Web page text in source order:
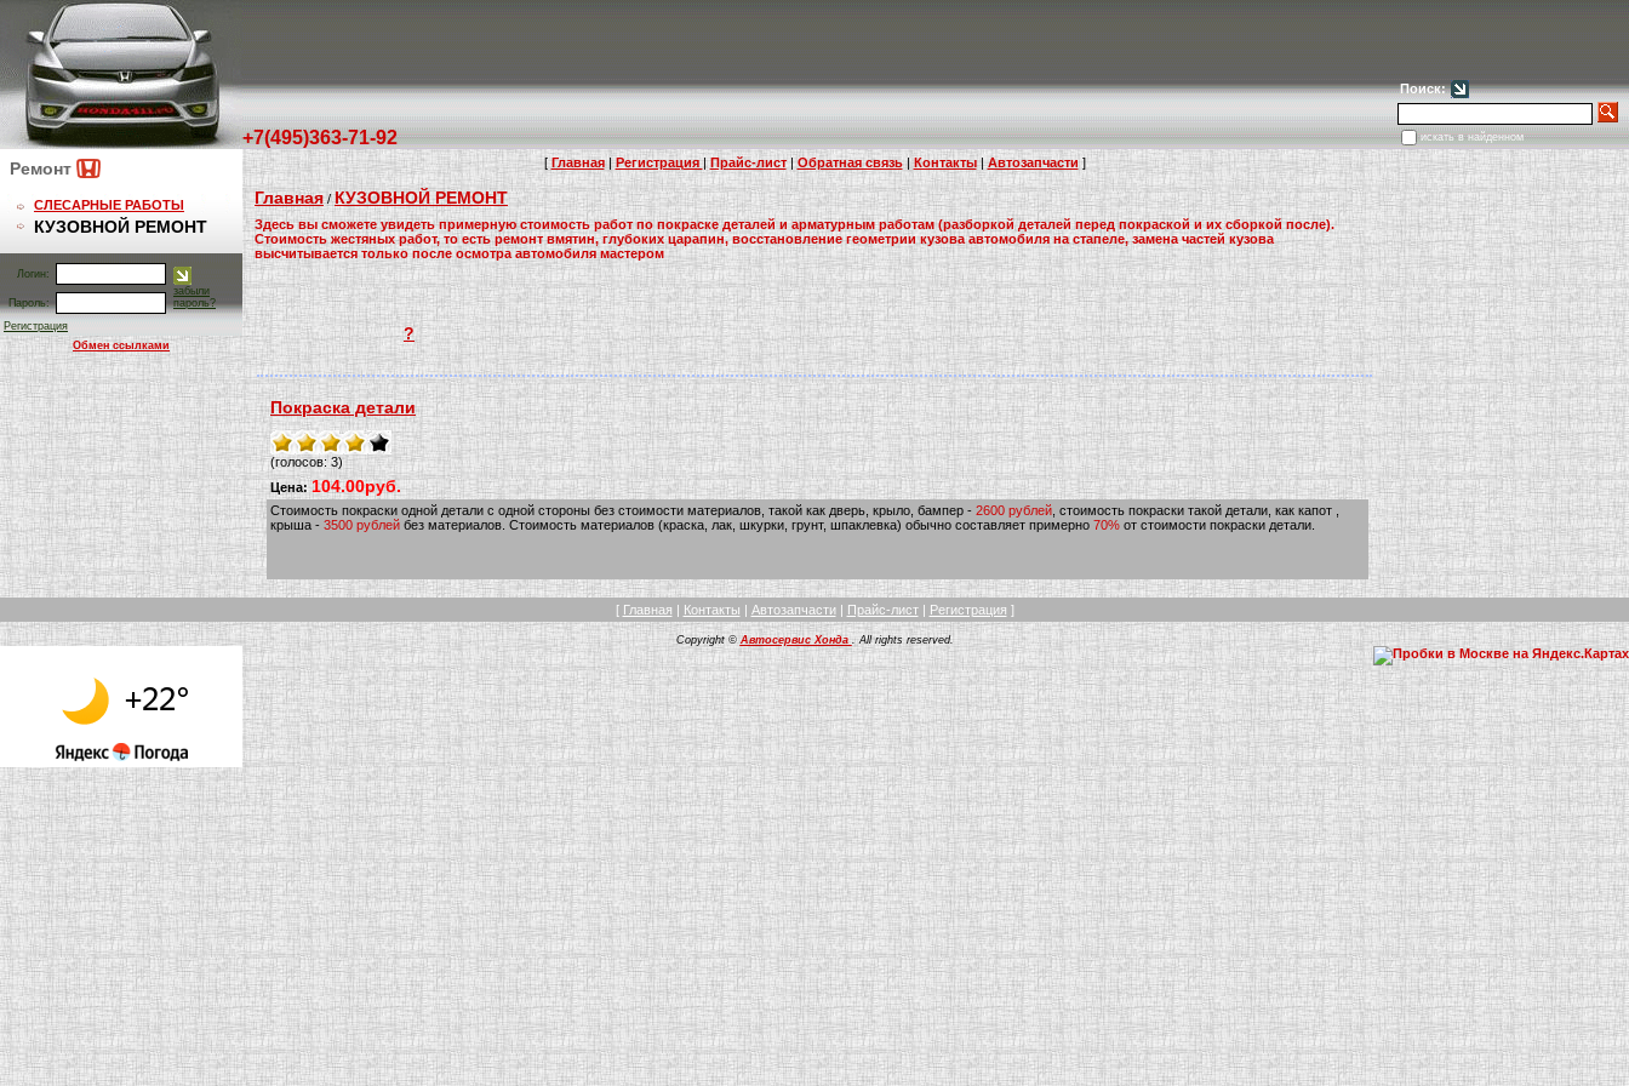
+7(925)411-
+7(495)363-71-92
Поиск:
искать в найденном
Ремонт
СЛЕСАРНЫЕ РАБОТЫ
КУЗОВНОЙ РЕМОНТ
Логин:
Пароль:
забыли
пароль?
Регистрация
Обмен ссылками
[ Главная | Регистрация|Прайс-лист|Обратная связь| Контакты|Автозапчасти ]
Главная /КУЗОВНОЙ РЕМОНТ
Здесь вы сможете увидеть примерную стоимость работ по покраске деталей и арматурным работам (разборкой деталей перед покраской и их сборкой после).
Стоимость жестяных работ, то есть ремонт вмятин, глубоких царапин, восстановление геометрии кузова автомобиля на стапеле, замена частей кузова
высчитывается только после осмотра автомобиля мастером
?
Покраска детали
(голосов: 3)
Цена: 104.00руб.
Стоимость покраски одной детали с одной стороны без стоимости материалов, такой как дверь, крыло, бампер - 2600 рублей , стоимость покраски такой детали, как капот ,
крыша - 3500 рублей без материалов. Стоимость материалов (краска, лак, шкурки, грунт, шпаклевка) обычно составляет примерно 70% от стоимости покраски детали.
[ Главная | Контакты | Автозапчасти| Прайс-лист| Регистрация ]
Copyright ©Автосервис Хонда . All rights reserved.